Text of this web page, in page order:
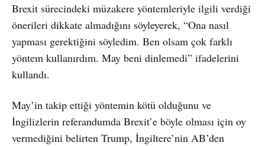
Brexit sürecindeki müzakere yöntemleriyle ilgili verdiği
önerileri dikkate almadığını söyleyerek, “Ona nasıl
yapması gerektiğini söyledim. Ben olsam çok farklı
yöntem kullanırdım. May beni dinlemedi” ifadelerini
kullandı.
May’in takip ettiği yöntemin kötü olduğunu ve
İngilizlerin referandumda Brexit’e böyle olması için oy
vermediğini belirten Trump, İngiltere’nin AB’den